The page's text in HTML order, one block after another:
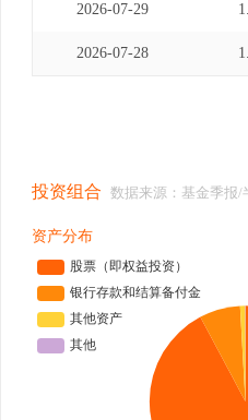
2026-07-29
2026-07-28
投资组合 数据来源：基金季报/
资产分布